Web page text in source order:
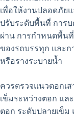
เพื่อให้งานปลอดภั
ปรับระดับพื้นที่ การ
ผ่าน การกำหนดพื้นที่
ของรถบรรทุก และ
หรือรางระบายน้ำ
ควรตรวจแนวตอกเ
เข็มระหว่างตอก แ
ตอก ระดับปลายเข็